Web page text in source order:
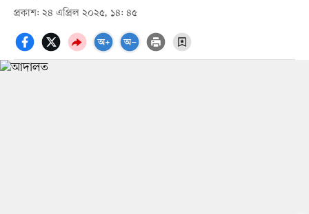
প্রকাশ: ২৪ এপ্রিল ২০২৫, ১৪: ৪৫